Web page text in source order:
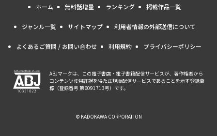
ホーム 無料話増量 ランキング 掲載作品一覧
ジャンル一覧 サイトマップ 利用者情報の外部送信について
よくあるご質問 / お問い合わせ 利用規約 プライバシーポリシー
ABJマークは、この電子書店・電子書籍配信サービスが、著作権者から
コンテンツ使用許諾を得た正規版配信サービスであることを示す登録商
標（登録番号 第6091713号）です。
© KADOKAWA CORPORATION